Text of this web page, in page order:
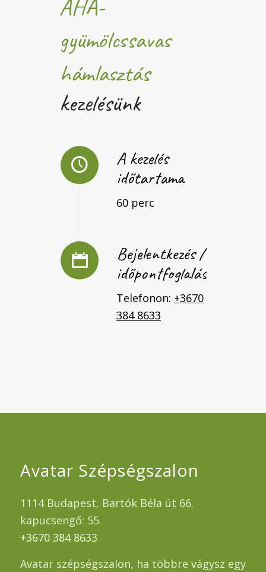
AHA-
gyümölcssavas
hámlasztás
kezelésünk
A kezelés
időtartama
60 perc
Bejelentkezés /
időpontfoglalás
Telefonon: +3670
384 8633
Avatar Szépségszalon
1114 Budapest, Bartók Béla út 66.
kapucsengő: 55.
+3670 384 8633
Avatar szépségszalon, ha többre vágysz egy